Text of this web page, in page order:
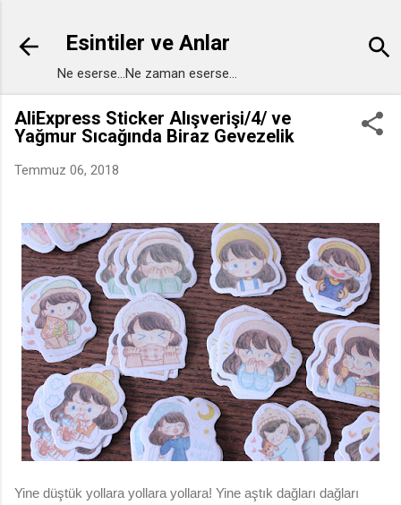
Esintiler ve Anlar
Ne eserse...Ne zaman eserse...
AliExpress Sticker Alışverişi/4/ ve
Yağmur Sıcağında Biraz Gevezelik
Temmuz 06, 2018
Yine düştük yollara yollara yollara! Yine aştık dağları dağları